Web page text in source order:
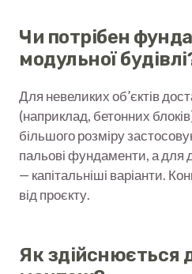
Чи потрібен
модульної
Для невеликих об’єктів
(наприклад, бетонних
більшого розміру
пальові фундаменти, а для
— капітальніші варіанти.
від проєкту.
Як здійснюється